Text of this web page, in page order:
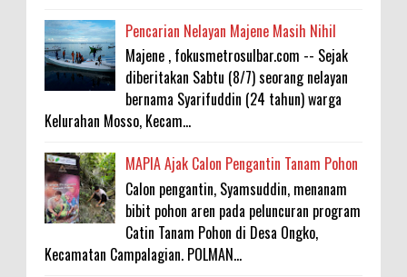
Pencarian Nelayan Majene Masih Nihil
Majene , fokusmetrosulbar.com -- Sejak
diberitakan Sabtu (8/7) seorang nelayan
bernama Syarifuddin (24 tahun) warga
Kelurahan Mosso, Kecam...
MAPIA Ajak Calon Pengantin Tanam Pohon
Calon pengantin, Syamsuddin, menanam
bibit pohon aren pada peluncuran program
Catin Tanam Pohon di Desa Ongko,
Kecamatan Campalagian. POLMAN...